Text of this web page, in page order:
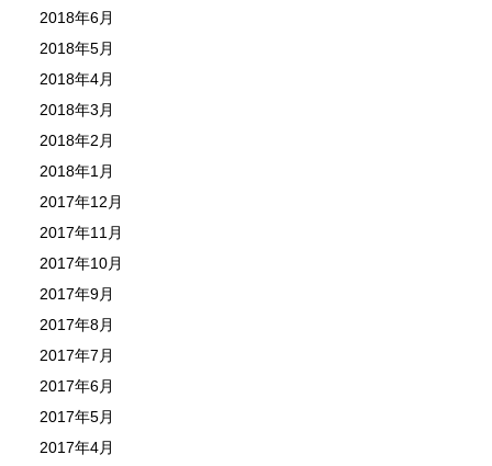
2018年6月
2018年5月
2018年4月
2018年3月
2018年2月
2018年1月
2017年12月
2017年11月
2017年10月
2017年9月
2017年8月
2017年7月
2017年6月
2017年5月
2017年4月